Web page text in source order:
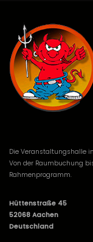
Die Veranstaltungshalle
Von der Raumbuchung
Rahmenprogramm.
Hüttenstraße 45
52068 Aachen
Deutschland